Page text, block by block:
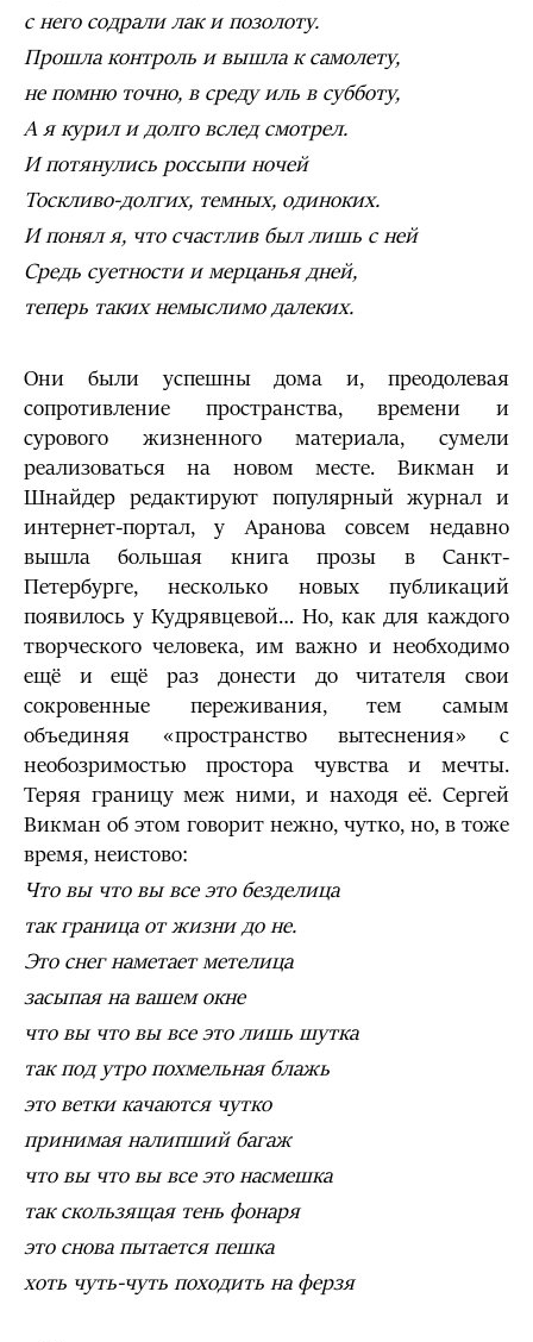
с него содрали лак и позолоту.
Прошла контроль и вышла к самолету,
не помню точно, в среду иль в субботу,
А я курил и долго вслед смотрел.
И потянулись россыпи ночей
Тоскливо-долгих, темных, одиноких.
И понял я, что счастлив был лишь с ней
Средь суетности и мерцанья дней,
теперь таких немыслимо далеких.
Они были успешны дома и, преодолевая
сопротивление пространства, времени и
сурового жизненного материала, сумели
реализоваться на новом месте. Викман и
Шнайдер редактируют популярный журнал и
интернет-портал, у Аранова совсем недавно
вышла большая книга прозы в Санкт-
Петербурге, несколько новых публикаций
появилось у Кудрявцевой… Но, как для каждого
творческого человека, им важно и необходимо
ещё и ещё раз донести до читателя свои
сокровенные переживания, тем самым
объединяя «пространство вытеснения» с
необозримостью простора чувства и мечты.
Теряя границу меж ними, и находя её. Сергей
Викман об этом говорит нежно, чутко, но, в тоже
время, неистово:
Что вы что вы все это безделица
так граница от жизни до не.
Это снег наметает метелица
засыпая на вашем окне
что вы что вы все это лишь шутка
так под утро похмельная блажь
это ветки качаются чутко
принимая налипший багаж
что вы что вы все это насмешка
так скользящая тень фонаря
это снова пытается пешка
хоть чуть-чуть походить на ферзя